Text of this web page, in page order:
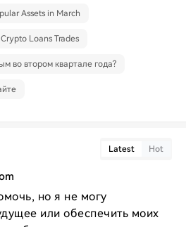
Assets in March
Loans Trades
во втором квартале года?
Latest Hot
но я не могу
или обеспечить моих